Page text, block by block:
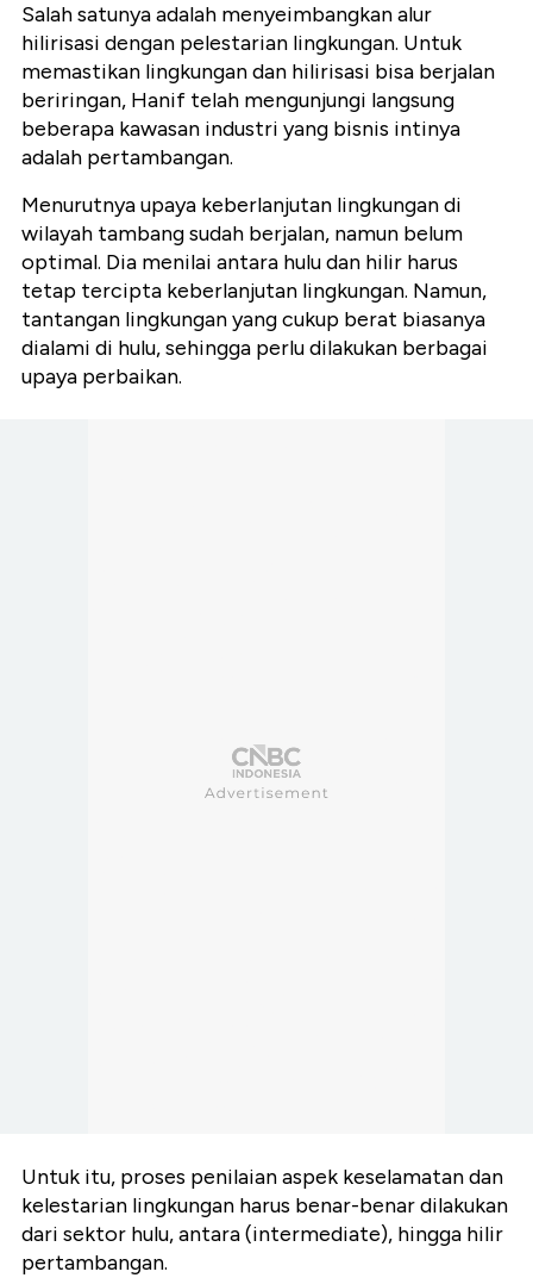
Salah satunya adalah menyeimbangkan alur
hilirisasi dengan pelestarian lingkungan. Untuk
memastikan lingkungan dan hilirisasi bisa berjalan
beriringan, Hanif telah mengunjungi langsung
beberapa kawasan industri yang bisnis intinya
adalah pertambangan.
Menurutnya upaya keberlanjutan lingkungan di
wilayah tambang sudah berjalan, namun belum
optimal. Dia menilai antara hulu dan hilir harus
tetap tercipta keberlanjutan lingkungan. Namun,
tantangan lingkungan yang cukup berat biasanya
dialami di hulu, sehingga perlu dilakukan berbagai
upaya perbaikan.
Untuk itu, proses penilaian aspek keselamatan dan
kelestarian lingkungan harus benar-benar dilakukan
dari sektor hulu, antara (intermediate), hingga hilir
pertambangan.